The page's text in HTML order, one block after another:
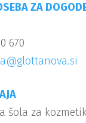
ZA
670
šola za